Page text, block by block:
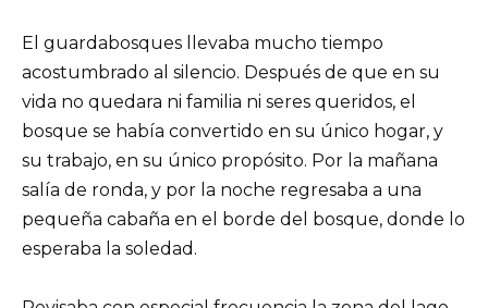
El guardabosques llevaba mucho tiempo
acostumbrado al silencio. Después de que en su
vida no quedara ni familia ni seres queridos, el
bosque se había convertido en su único hogar, y
su trabajo, en su único propósito. Por la mañana
salía de ronda, y por la noche regresaba a una
pequeña cabaña en el borde del bosque, donde lo
esperaba la soledad.